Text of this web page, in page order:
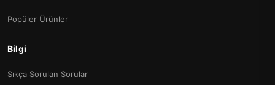
Popüler Ürünler
Bilgi
Sıkça Sorulan Sorular